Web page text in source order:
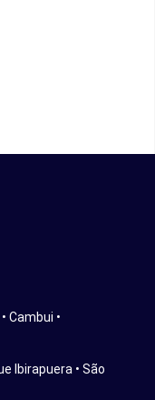
Cambui •
Ibirapuera • São